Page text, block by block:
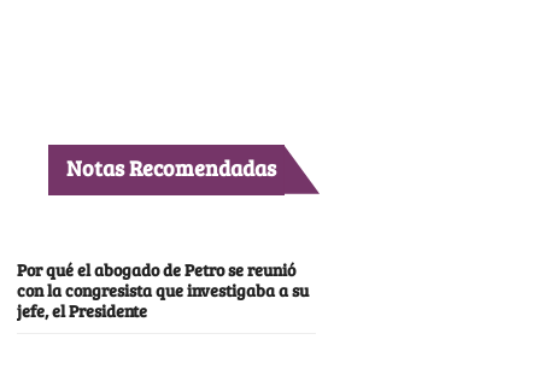
Notas Recomendadas
Por qué el abogado de Petro se reunió
con la congresista que investigaba a su
jefe, el Presidente